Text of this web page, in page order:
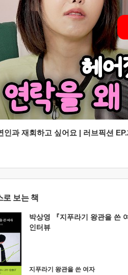
인과 재회하고 싶어요 | 러브픽션
로 보는 책
박상영 『지푸라기 왕관을 쓴
인터뷰
지푸라기 왕관을 쓴 여자